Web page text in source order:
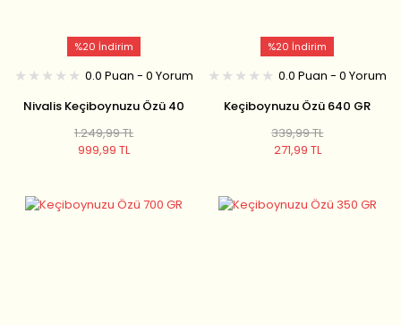
%20 İndirim
0.0 Puan - 0 Yorum
Nivalis Keçiboynuzu Özü 40
1.249,99 TL
999,99 TL
%20 İndirim
0.0 Puan - 0 Yorum
Keçiboynuzu Özü 640 GR
339,99 TL
271,99 TL